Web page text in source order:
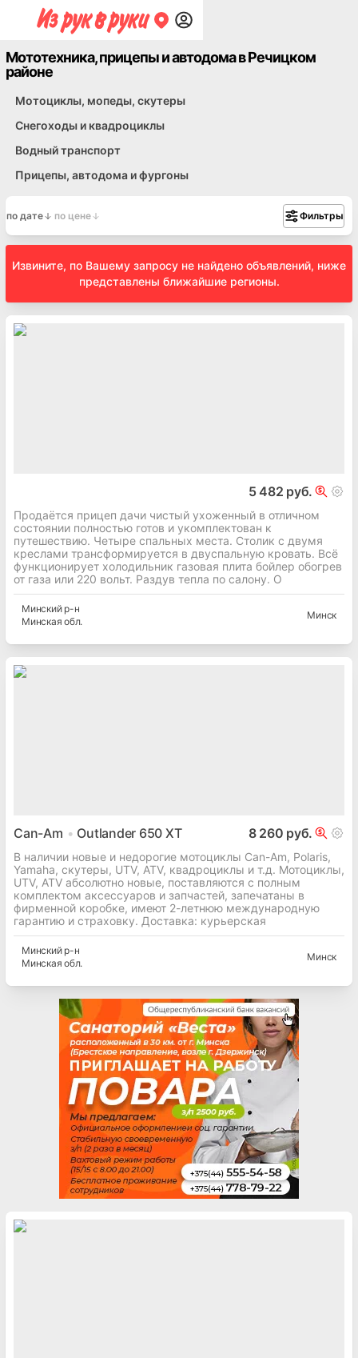
Мототехника, прицепы и автодома в Речицком
районе
Мотоциклы, мопеды, скутеры
Снегоходы и квадроциклы
Водный транспорт
Прицепы, автодома и фургоны
по дате по цене Фильтры
Извините, по Вашему запросу не найдено объявлений, ниже
представлены ближайшие регионы.
5 482 руб.
Продаётся прицеп дачи чистый ухоженный в отличном
состоянии полностью готов и укомплектован к
путешествию. Четыре спальных места. Столик с двумя
креслами трансформируется в двуспальную кровать. Всё
функционирует холодильник газовая плита бойлер обогрев
от газа или 220 вольт. Раздув тепла по салону. О
Минскийр-н
Минская обл.
Минск
Can-Am Outlander 650 XT 8 260 руб.
В наличии новые и недорогие мотоциклы Can-Am, Polaris,
Yamaha, скутеры, UTV, ATV, квадроциклы и т.д. Мотоциклы,
UTV, ATV абсолютно новые, поставляются с полным
комплектом аксессуаров и запчастей, запечатаны в
фирменной коробке, имеют 2-летнюю международную
гарантию и страховку. Доставка: курьерская
Минскийр-н
Минская обл.
Минск